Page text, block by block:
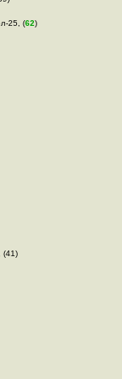
25, (62)
(41)